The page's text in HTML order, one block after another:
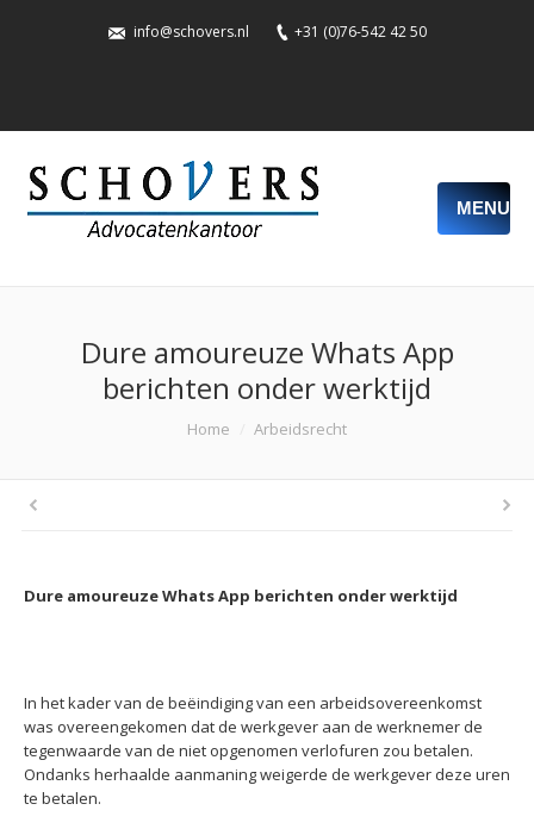
info@schovers.nl +31 (0)76-542 42 50
MENU
Dure amoureuze Whats App
berichten onder werktijd
Home Arbeidsrecht
Dure amoureuze Whats App berichten onder werktijd
In het kader van de beëindiging van een arbeidsovereenkomst
was overeengekomen dat de werkgever aan de werknemer de
tegenwaarde van de niet opgenomen verlofuren zou betalen.
Ondanks herhaalde aanmaning weigerde de werkgever deze uren
te betalen.